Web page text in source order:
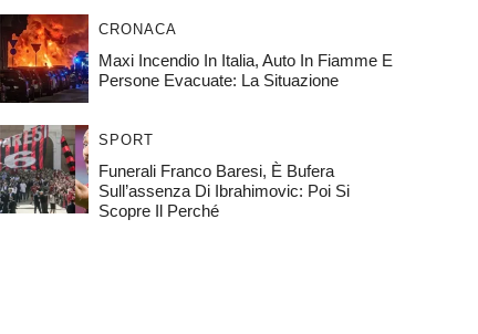
CRONACA
Maxi Incendio In Italia, Auto In Fiamme E
Persone Evacuate: La Situazione
SPORT
Funerali Franco Baresi, È Bufera
Sull’assenza Di Ibrahimovic: Poi Si
Scopre Il Perché